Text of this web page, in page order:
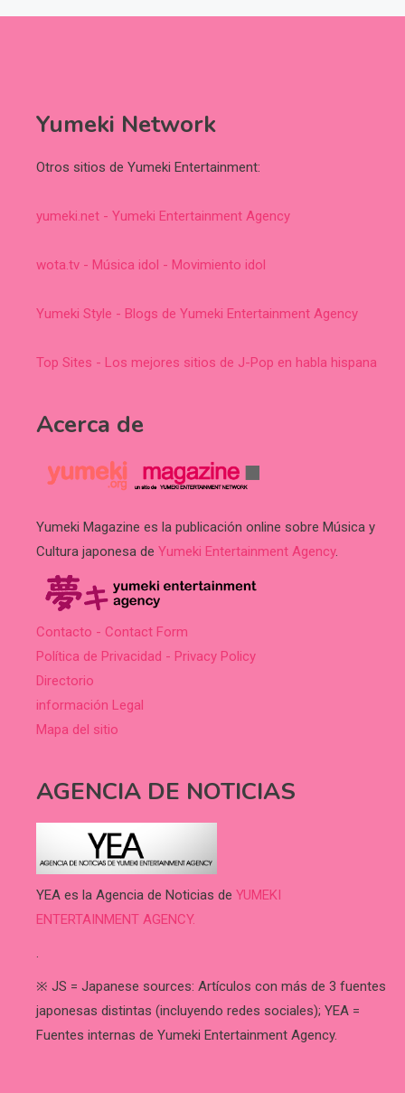
Yumeki Network
Otros sitios de Yumeki Entertainment:
yumeki.net - Yumeki Entertainment Agency
wota.tv - Música idol - Movimiento idol
Yumeki Style - Blogs de Yumeki Entertainment Agency
Top Sites - Los mejores sitios de J-Pop en habla hispana
Acerca de
Yumeki Magazine es la publicación online sobre Música y
Cultura japonesa de Yumeki Entertainment Agency.
Contacto - Contact Form
Política de Privacidad - Privacy Policy
Directorio
información Legal
Mapa del sitio
AGENCIA DE NOTICIAS
YEA es la Agencia de Noticias de YUMEKI
ENTERTAINMENT AGENCY.
.
※ JS = Japanese sources: Artículos con más de 3 fuentes
japonesas distintas (incluyendo redes sociales); YEA =
Fuentes internas de Yumeki Entertainment Agency.